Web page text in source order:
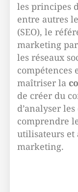
les principes
entre autres
(SEO), le
marketing
les réseaux
compétences
maîtriser la
de créer du
d’analyser
comprendre
utilisateurs et
marketing.